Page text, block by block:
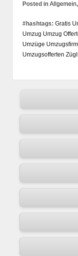
Posted in Allgemein,
#hashtags: Gratis
Umzug Umzug
Umzüge
Umzugsofferten